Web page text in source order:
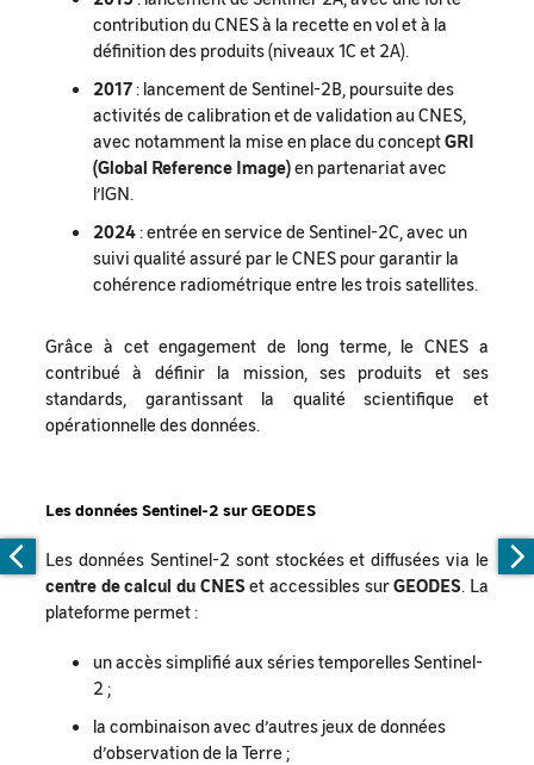
contribution du CNES à la recette en vol et à la
définition des produits (niveaux 1C et 2A).
2017: lancement de Sentinel-2B, poursuite des
activités de calibration et de validation au CNES,
avec notamment la mise en place du conceptGRI
(Global Reference Image)en partenariat avec
l’IGN.
2024: entrée en service de Sentinel-2C, avec un
suivi qualité assuré par le CNES pour garantir la
cohérence radiométrique entre les trois satellites.
Grâce à cet engagement de long terme, le CNES a
contribué à définir la mission, ses produits et ses
standards, garantissant la qualité scientifique et
opérationnelle des données.
Les données Sentinel-2 sur GEODES
Les données Sentinel-2 sont stockées et diffusées via le
centre de calcul du CNES et accessibles surGEODES. La
plateforme permet :
un accès simplifié aux séries temporelles Sentinel-
2 ;
la combinaison avec d’autres jeux de données
d’observation de la Terre ;